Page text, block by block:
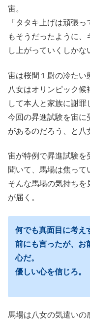
宙。
「タタキ上げは頑張
もそうだったように
し上がっていくしかな
宙は桜間１尉の冷たい
八女はオリンピック候
して本人と家族に謝罪
今回の昇進試験を宙に
があるのだろう、と八
宙が特例で昇進試験を
聞いて、馬場は焦って
そんな馬場の気持ち
が届く。
何でも真面目に考え
前にも言ったが、お
心だ。
優しい心を信じろ。
馬場は八女の気遣いの